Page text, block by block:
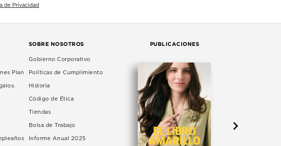
de Privacidad
Plan
SOBRE NOSOTROS
Gobierno Corporativo
Políticas de Cumplimiento
Historia
Código de Ética
Tiendas
Bolsa de Trabajo
Informe Anual 2025
PUBLICACIONES